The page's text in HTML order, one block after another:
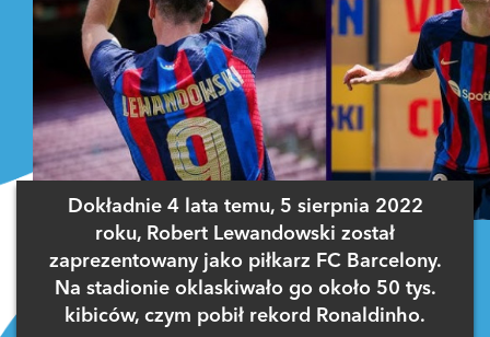
Dokładnie 4 lata temu, 5 sierpnia 2022
roku, Robert Lewandowski został
zaprezentowany jako piłkarz FC Barcelony.
Na stadionie oklaskiwało go około 50 tys.
kibiców, czym pobił rekord Ronaldinho.